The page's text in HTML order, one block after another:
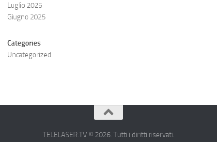
Luglio 2025
Giugno 2025
Categories
Uncategorized
TELELASER.TV © 2026. Tutti i diritti riservati.